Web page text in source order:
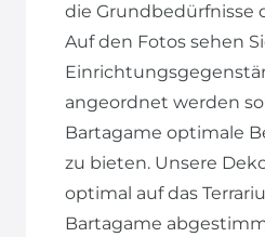
die Grundbedürfnisse
Auf den Fotos sehen
angeordnet werden
Bartagame optimale
zu bieten. Unsere
optimal auf das
Bartagame